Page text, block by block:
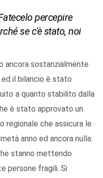
percepire
se c'è stato, noi
ancora sostanzialmente
ed il bilancio è stato
a quanto stabilito dalla
è stato approvato un
regionale che assicura le
anno ed ancora nulla.
stanno mettendo
persone fragili. Si